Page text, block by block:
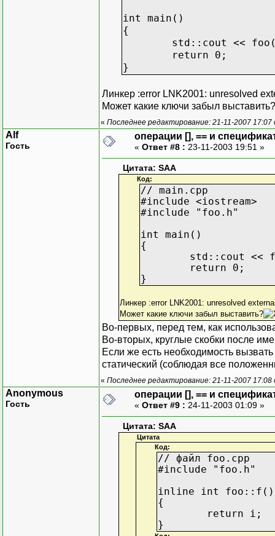
int main()
{
std::cout <<
return 0;
}
Линкер :error LNK2001: unresolved
Может какие ключи забыл выставить?
« Последнее редактирование: 21-11-2007 17:07
Alf
Гость
операции [], == и
« Ответ #8 : 23-11-2003 19:51 »
Цитата: SAA
Код:
// main.cpp
#include <iostream>
#include "foo.h"
int main()
{
std::cout <<
return 0;
}
Линкер :error LNK2001: unresolved
Может какие ключи забыл выставить?
Во-первых, перед тем, как
Во-вторых, круглые скобки после
Если же есть необходимость
статический (соблюдая все
« Последнее редактирование: 21-11-2007 17:08
Anonymous
Гость
операции [], == и
« Ответ #9 : 24-11-2003 01:09 »
Цитата: SAA
Цитата
Код:
// файл foo.cpp
#include "foo.h"
inline int foo::f()
{
return i;
}